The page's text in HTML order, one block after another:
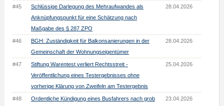
#45
Schlüssige Darlegung des Mehraufwandes als
Anknüpfungspunkt für eine Schätzung nach
Maßgabe des § 287 ZPO
28.04.2026
#46
BGH: Zuständigkeit für Balkonsanierungen in der
Gemeinschaft der Wohnungseigentümer
28.04.2026
#47
Stiftung Warentest verliert Rechtsstreit -
Veröffentlichung eines Testergebnisses ohne
vorherige Klärung von Zweifeln am Testergebnis
25.04.2026
#48
Ordentliche Kündigung eines Busfahrers nach grob
23.04.2026